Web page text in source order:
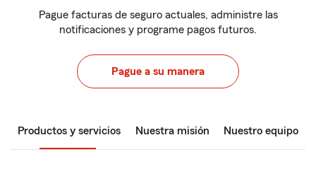
Pague facturas de seguro actuales, administre las
notificaciones y programe pagos futuros.
Pague a su manera
Productos y servicios Nuestra misión Nuestro equipo